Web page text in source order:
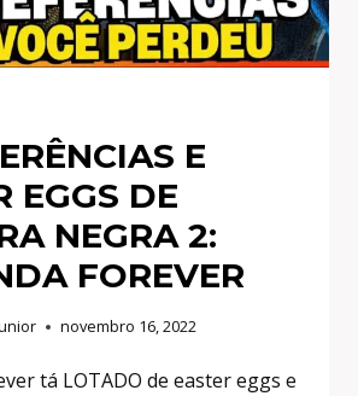
E
EGGS DE
NEGRA 2:
FOREVER
novembro 16, 2022
tá LOTADO de easter eggs e